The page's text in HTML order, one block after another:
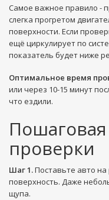
Самое важное правило -
слегка прогретом
поверхности. Если
ещё циркулирует по
показатель будет ниже
Оптимальное время
или через 10-15 минут
что ездили.
проверки
Шаг 1.Поставьте авто
поверхность. Даже
щупа.